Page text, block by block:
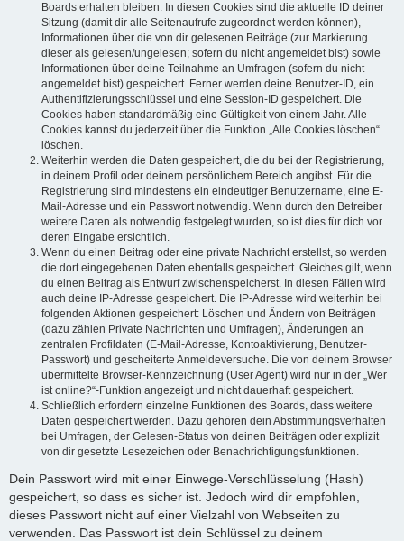
Boards erhalten bleiben. In diesen Cookies sind die aktuelle ID deiner
Sitzung (damit dir alle Seitenaufrufe zugeordnet werden können),
Informationen über die von dir gelesenen Beiträge (zur Markierung
dieser als gelesen/ungelesen; sofern du nicht angemeldet bist) sowie
Informationen über deine Teilnahme an Umfragen (sofern du nicht
angemeldet bist) gespeichert. Ferner werden deine Benutzer-ID, ein
Authentifizierungsschlüssel und eine Session-ID gespeichert. Die
Cookies haben standardmäßig eine Gültigkeit von einem Jahr. Alle
Cookies kannst du jederzeit über die Funktion „Alle Cookies löschen“
löschen.
Weiterhin werden die Daten gespeichert, die du bei der Registrierung,
in deinem Profil oder deinem persönlichem Bereich angibst. Für die
Registrierung sind mindestens ein eindeutiger Benutzername, eine E-
Mail-Adresse und ein Passwort notwendig. Wenn durch den Betreiber
weitere Daten als notwendig festgelegt wurden, so ist dies für dich vor
deren Eingabe ersichtlich.
Wenn du einen Beitrag oder eine private Nachricht erstellst, so werden
die dort eingegebenen Daten ebenfalls gespeichert. Gleiches gilt, wenn
du einen Beitrag als Entwurf zwischenspeicherst. In diesen Fällen wird
auch deine IP-Adresse gespeichert. Die IP-Adresse wird weiterhin bei
folgenden Aktionen gespeichert: Löschen und Ändern von Beiträgen
(dazu zählen Private Nachrichten und Umfragen), Änderungen an
zentralen Profildaten (E-Mail-Adresse, Kontoaktivierung, Benutzer-
Passwort) und gescheiterte Anmeldeversuche. Die von deinem Browser
übermittelte Browser-Kennzeichnung (User Agent) wird nur in der „Wer
ist online?“-Funktion angezeigt und nicht dauerhaft gespeichert.
Schließlich erfordern einzelne Funktionen des Boards, dass weitere
Daten gespeichert werden. Dazu gehören dein Abstimmungsverhalten
bei Umfragen, der Gelesen-Status von deinen Beiträgen oder explizit
von dir gesetzte Lesezeichen oder Benachrichtigungsfunktionen.
Dein Passwort wird mit einer Einwege-Verschlüsselung (Hash)
gespeichert, so dass es sicher ist. Jedoch wird dir empfohlen,
dieses Passwort nicht auf einer Vielzahl von Webseiten zu
verwenden. Das Passwort ist dein Schlüssel zu deinem